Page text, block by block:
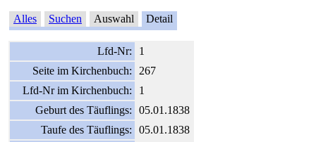
Alles Suchen Auswahl Detail
Lfd-Nr:
1
Seite im Kirchenbuch:
267
Lfd-Nr im Kirchenbuch:
1
Geburt des Täuflings:
05.01.1838
Taufe des Täuflings:
05.01.1838